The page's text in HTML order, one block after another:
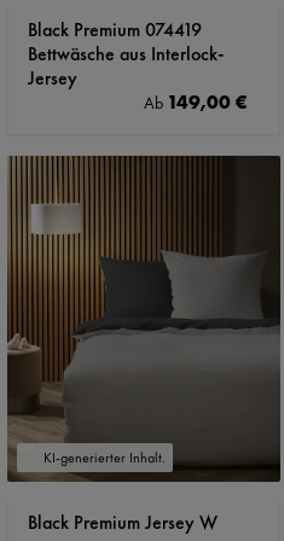
Black Premium 074419
Bettwäsche aus Interlock-
Jersey
Regulärer Preis:
Ab 149,00 €
KI-generierter Inhalt.
Black Premium Jersey W